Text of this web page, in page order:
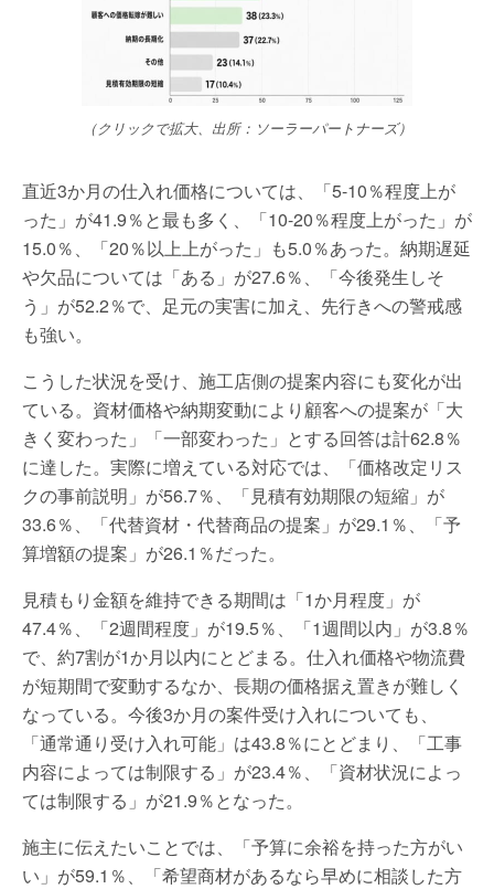
（クリックで拡大、出所：ソーラーパートナーズ）
直近3か月の仕入れ価格については、「5-10％程度上が
った」が41.9％と最も多く、「10-20％程度上がった」が
15.0％、「20％以上上がった」も5.0％あった。納期遅延
や欠品については「ある」が27.6％、「今後発生しそ
う」が52.2％で、足元の実害に加え、先行きへの警戒感
も強い。
こうした状況を受け、施工店側の提案内容にも変化が出
ている。資材価格や納期変動により顧客への提案が「大
きく変わった」「一部変わった」とする回答は計62.8％
に達した。実際に増えている対応では、「価格改定リス
クの事前説明」が56.7％、「見積有効期限の短縮」が
33.6％、「代替資材・代替商品の提案」が29.1％、「予
算増額の提案」が26.1％だった。
見積もり金額を維持できる期間は「1か月程度」が
47.4％、「2週間程度」が19.5％、「1週間以内」が3.8％
で、約7割が1か月以内にとどまる。仕入れ価格や物流費
が短期間で変動するなか、長期の価格据え置きが難しく
なっている。今後3か月の案件受け入れについても、
「通常通り受け入れ可能」は43.8％にとどまり、「工事
内容によっては制限する」が23.4％、「資材状況によっ
ては制限する」が21.9％となった。
施主に伝えたいことでは、「予算に余裕を持った方がい
い」が59.1％、「希望商材があるなら早めに相談した方